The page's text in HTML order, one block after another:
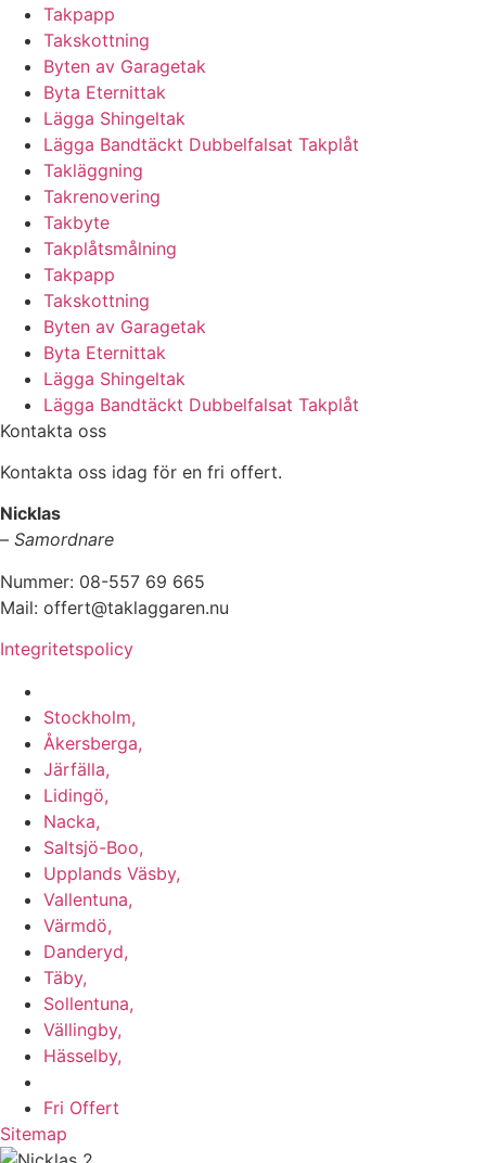
Takpapp
Takskottning
Byten av Garagetak
Byta Eternittak
Lägga Shingeltak
Lägga Bandtäckt Dubbelfalsat Takplåt
Takläggning
Takrenovering
Takbyte
Takplåtsmålning
Takpapp
Takskottning
Byten av Garagetak
Byta Eternittak
Lägga Shingeltak
Lägga Bandtäckt Dubbelfalsat Takplåt
Kontakta oss
Kontakta oss idag för en fri offert.
Nicklas
– Samordnare
Nummer: 08-557 69 665
Mail: offert@taklaggaren.nu
Integritetspolicy
Stockholm,
Åkersberga,
Järfälla,
Lidingö,
Nacka,
Saltsjö-Boo,
Upplands Väsby,
Vallentuna,
Värmdö,
Danderyd,
Täby,
Sollentuna,
Vällingby,
Hässelby,
Fri Offert
Sitemap